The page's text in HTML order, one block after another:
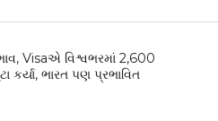
Visaએ વિશ્વભરમાં 2,600
કર્યા, ભારત પણ પ્રભાવિત